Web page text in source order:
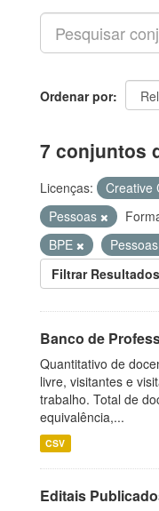
Ordenar por
7 conjuntos
Licenças: Creative
Pessoas
BPE
Pessoas
Filtrar Resultados
Banco de
Quantitativo de
livre, visitantes e
trabalho. Total de
equivalência,...
CSV
Editais